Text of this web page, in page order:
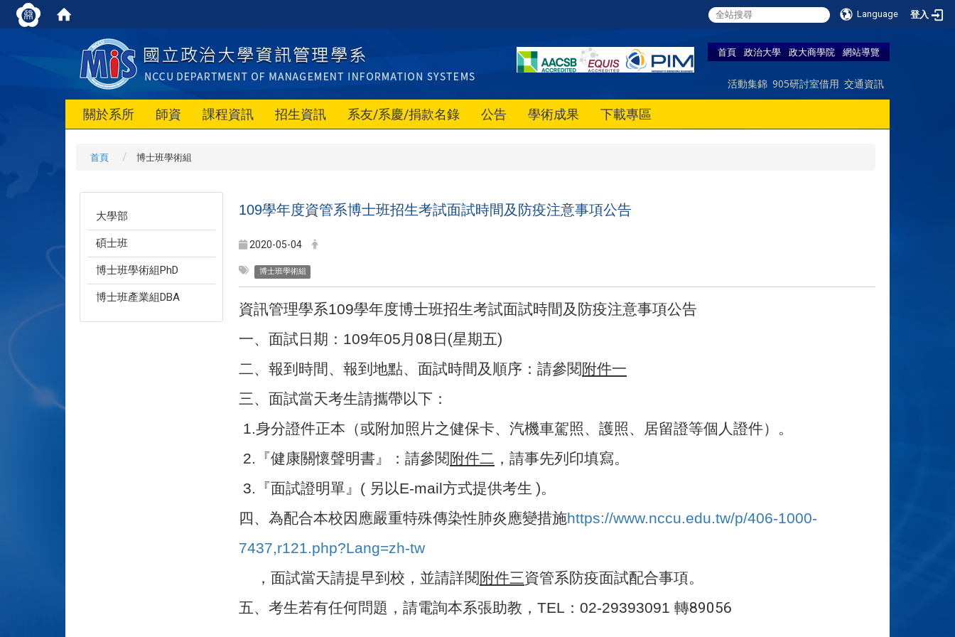
Language 登入
首頁 政治大學 政大商學院 網站導覽
活動集錦 905研討室借用 交通資訊
關於系所 師資 課程資訊 招生資訊 系友/系慶/捐款名錄 公告 學術成果 下載專區
首頁 博士班學術組
大學部
碩士班
博士班學術組PhD
博士班產業組DBA
109學年度資管系博士班招生考試面試時間及防疫注意事項公告
2020-05-04
博士班學術組
資訊管理學系109學年度博士班招生考試面試時間及防疫注意事項公告
一、面試日期：109年05 月08 日(星期五)
二、報到時間、報到地點、面試時間及順序：請參閱附件一
三、面試當天考生請攜帶以下：
1.身分證件正本（或附加照片之健保卡、汽機車駕照、護照、居留證等個人證件）。
2. 『健康關懷聲明書』：請參閱附件二 ，請事先列印填寫。
3. 『面試證明單』( 另以E-mail方式提供考生 )。
四、為配合本校因應嚴重特殊傳染性肺炎應變措施https://www.nccu.edu.tw/p/406-1000-
7437,r121.php?Lang=zh-tw
，面試當天請提早到校，並請詳閱附件三資管系防疫面試配合事項。
五、考生若有任何問題，請電詢本系張助教，TEL：02-29393091 轉89056